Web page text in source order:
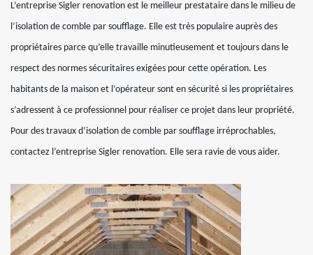
L’entreprise Sigler renovation est le meilleur prestataire dans le milieu de
l’isolation de comble par soufflage. Elle est très populaire auprès des
propriétaires parce qu’elle travaille minutieusement et toujours dans le
respect des normes sécuritaires exigées pour cette opération. Les
habitants de la maison et l’opérateur sont en sécurité si les propriétaires
s’adressent à ce professionnel pour réaliser ce projet dans leur propriété.
Pour des travaux d’isolation de comble par soufflage irréprochables,
contactez l’entreprise Sigler renovation. Elle sera ravie de vous aider.